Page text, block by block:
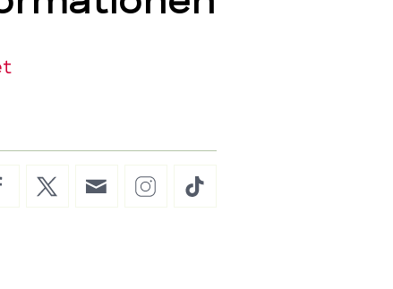
Twitter
E-
InstagramTikTok